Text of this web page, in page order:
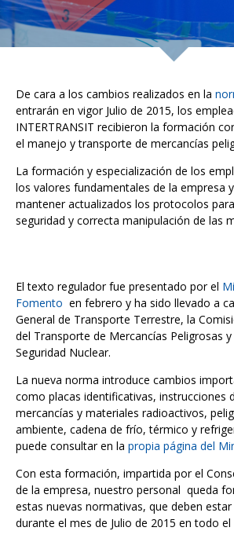
De cara a los cambios realizados en la
entrarán en vigor Julio de 2015, los
INTERTRANSIT recibieron la formación
el manejo y transporte de mercancías
La formación y especialización de los
los valores fundamentales de la empresa
mantener actualizados los protocolos
seguridad y correcta manipulación de las
El texto regulador fue presentado por el
Fomento en febrero y ha sido llevado a
General de Transporte Terrestre, la
del Transporte de Mercancías Peligrosas
Seguridad Nuclear.
La nueva norma introduce cambios
como placas identificativas, instrucciones
mercancías y materiales radioactivos,
ambiente, cadena de frío, térmico y
puede consultar en la propia página del
Con esta formación, impartida por el
de la empresa, nuestro personal queda
estas nuevas normativas, que deben
durante el mes de Julio de 2015 en todo el